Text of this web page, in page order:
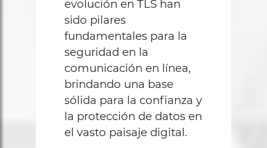
evolución en TLS han
sido pilares
fundamentales para la
seguridad en la
comunicación en línea,
brindando una base
sólida para la confianza y
la protección de datos en
el vasto paisaje digital.